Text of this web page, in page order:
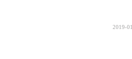
2019-